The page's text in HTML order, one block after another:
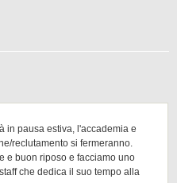
in pausa estiva, l'accademia e
reclutamento si fermeranno.
e buon riposo e facciamo uno
che dedica il suo tempo alla